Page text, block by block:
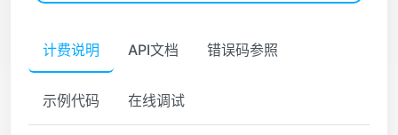
计费说明 API文档 错误码参照
示例代码 在线调试